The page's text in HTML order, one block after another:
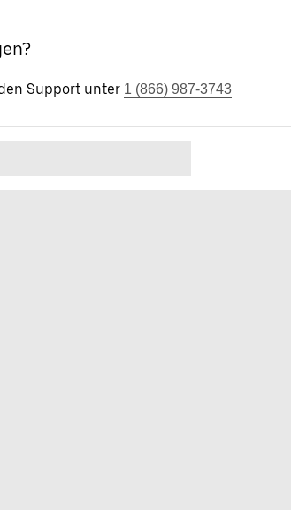
Support unter 1 (866) 987-3743